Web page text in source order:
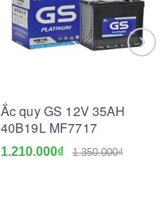
Ắc quy GS 12V 35AH
40B19L MF7717
1.210.000₫ 1.350.000₫